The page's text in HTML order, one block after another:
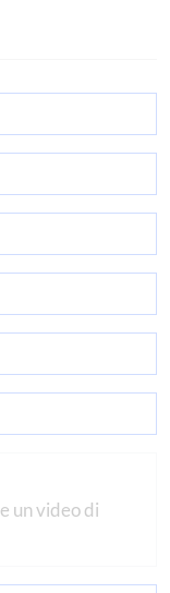
un video di